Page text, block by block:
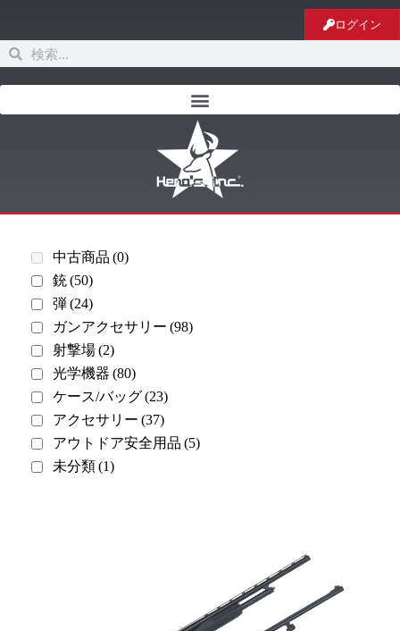
ログイン
中古商品 (0)
銃(50)
弾(24)
ガンアクセサリー (98)
射撃場(2)
光学機器 (80)
ケース/バッグ(23)
アクセサリー (37)
アウトドア安全用品 (5)
未分類(1)